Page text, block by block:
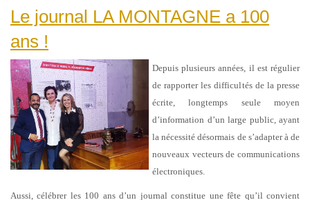
Le journal LA MONTAGNE a 100
ans !
Depuis plusieurs années, il est régulier
de rapporter les difficultés de la presse
écrite, longtemps seule moyen
d’information d’un large public, ayant
la nécessité désormais de s’adapter à de
nouveaux vecteurs de communications
électroniques.
Aussi, célébrer les 100 ans d’un journal constitue une fête qu’il convient